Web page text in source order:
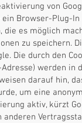
von
ein Browser-Plug-In
die es möglich
zu speichern.
Die durch den
werden in
darauf hin,
um eine
aktiv, kürzt